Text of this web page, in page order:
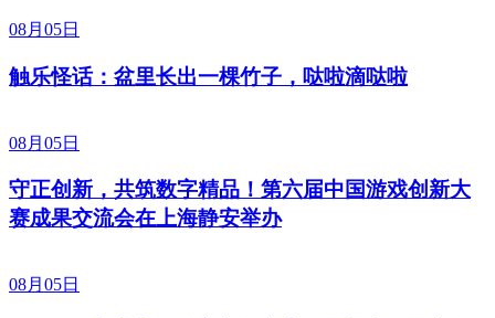
08月05日
触乐怪话：盆里长出一棵竹子，哒啦滴哒啦
08月05日
守正创新，共筑数字精品！第六届中国游戏创新大
赛成果交流会在上海静安举办
08月05日